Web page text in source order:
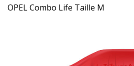
OPEL Combo Life Taille M